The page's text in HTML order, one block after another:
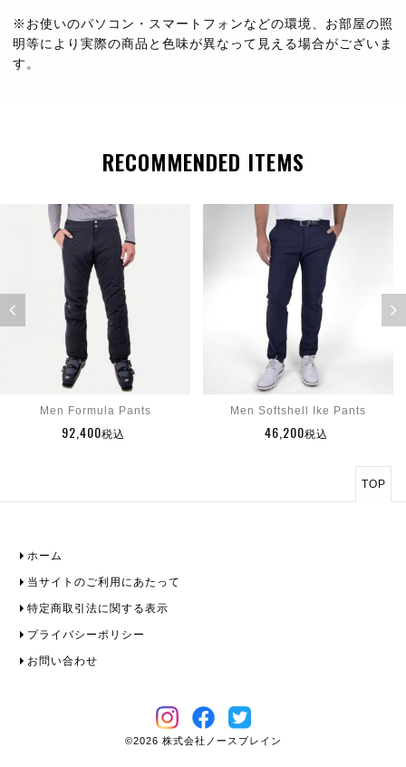
※お使いのパソコン・スマートフォンなどの環境、お部屋の照
明等により実際の商品と色味が異なって見える場合がございま
す。
RECOMMENDED ITEMS
Men Formula Pants
92,400税込
Men Softshell Ike Pants
46,200税込
TOP
ホーム
当サイトのご利用にあたって
特定商取引法に関する表示
プライバシーポリシー
お問い合わせ
©2026 株式会社ノースブレイン